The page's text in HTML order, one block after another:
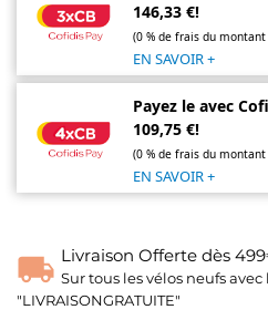
146,33 €!
(0 % de frais du
EN SAVOIR +
Payez le avec
109,75 €!
(0 % de frais du
EN SAVOIR +
Livraison Offerte dès
Sur tous les vélos neufs avec
"LIVRAISONGRATUITE"